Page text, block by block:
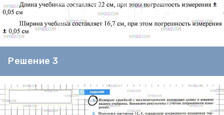
Решение 3